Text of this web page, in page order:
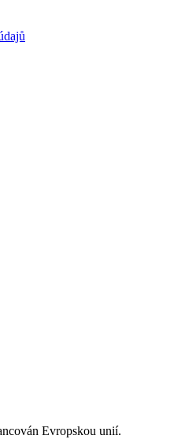
Evropskou unií.